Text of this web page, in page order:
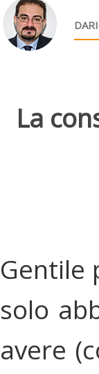
La
Gentile
solo
avere